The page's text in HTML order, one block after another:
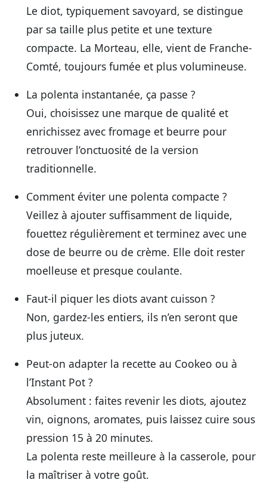
Le diot, typiquement savoyard, se distingue
par sa taille plus petite et une texture
compacte. La Morteau, elle, vient de Franche-
Comté, toujours fumée et plus volumineuse.
La polenta instantanée, ça passe ?
Oui, choisissez une marque de qualité et
enrichissez avec fromage et beurre pour
retrouver l’onctuosité de la version
traditionnelle.
Comment éviter une polenta compacte ?
Veillez à ajouter suffisamment de liquide,
fouettez régulièrement et terminez avec une
dose de beurre ou de crème. Elle doit rester
moelleuse et presque coulante.
Faut-il piquer les diots avant cuisson ?
Non, gardez-les entiers, ils n’en seront que
plus juteux.
Peut-on adapter la recette au Cookeo ou à
l’Instant Pot ?
Absolument : faites revenir les diots, ajoutez
vin, oignons, aromates, puis laissez cuire sous
pression 15 à 20 minutes.
La polenta reste meilleure à la casserole, pour
la maîtriser à votre goût.